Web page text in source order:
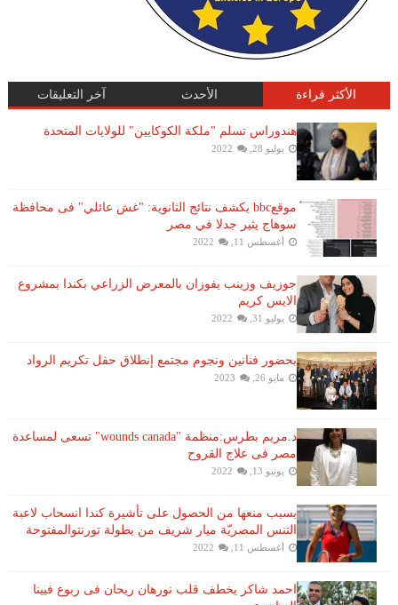
الأكثر قراءة الأحدث آخر التعليقات
هندوراس تسلم "ملكة الكوكايين" للولايات المتحدة
يوليو 28, 2022
موقعbbc يكشف نتائج الثانوية: "غش عائلي" فى محافظة
سوهاج يثير جدلا في مصر
أغسطس 11, 2022
جوزيف وزينب يفوزان بالمعرض الزراعي بكندا بمشروع
الايس كريم
يوليو 31, 2022
بحضور فنانين ونجوم مجتمع إنطلاق حفل تكريم الرواد
مايو 26, 2023
د.مريم بطرس:منظمة "wounds canada" تسعى لمساعدة
مصر فى علاج القروح
يونيو 13, 2022
بسبب منعها من الحصول على تأشيرة كندا انسحاب لاعبة ​
التنس​ المصريّة ​ميار شريف​ من بطولة ​تورنتو​المفتوحة
أغسطس 11, 2022
احمد شاكر يخطف قلب نورهان ريحان فى ربوع فيينا